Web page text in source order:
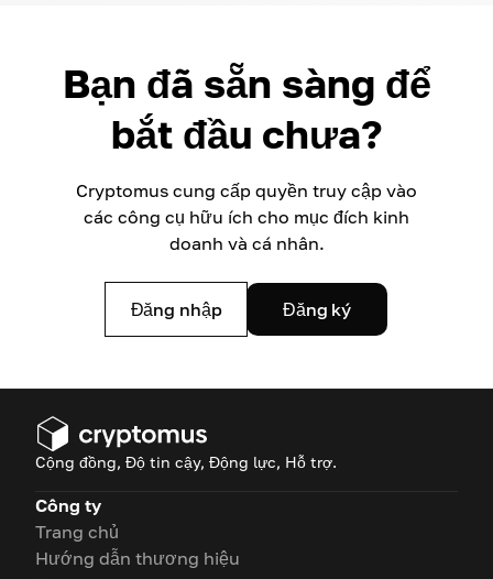
Bạn đã sẵn sàng để
bắt đầu chưa?
Cryptomus cung cấp quyền truy cập vào
các công cụ hữu ích cho mục đích kinh
doanh và cá nhân.
Đăng nhập Đăng ký
Cộng đồng, Độ tin cậy, Động lực, Hỗ trợ.
Công ty
Trang chủ
Hướng dẫn thương hiệu